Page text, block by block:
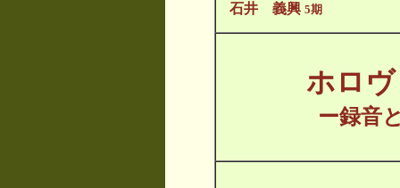
石井 義興 5期
ホロ
ー録音